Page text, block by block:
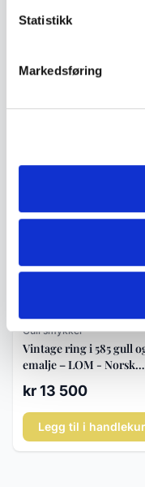
Statistikk
Markedsføring
Vintage Kongelenke
kr 8 900
Gull smykker
Vintage ring i 585 gull
emalje – LOM - Norsk
kr 13 500
Legg til i